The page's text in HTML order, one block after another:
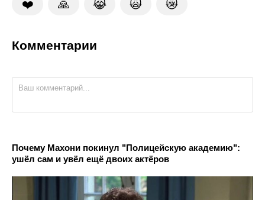
❤️ 🙏 😹 🙀 😿
Комментарии
Почему Махони покинул "Полицейскую академию":
ушёл сам и увёл ещё двоих актёров